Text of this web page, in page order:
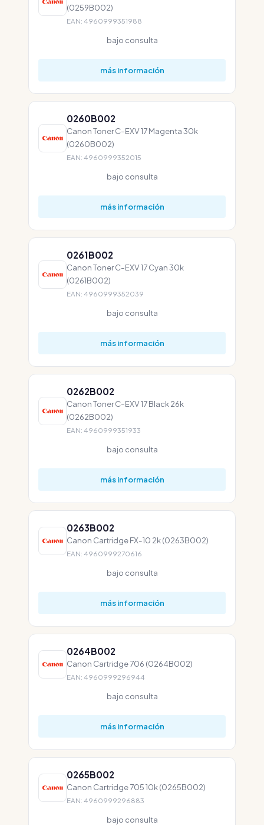
(0259B002)
EAN: 4960999351988
bajo consulta
más información
0260B002
Canon Toner C-EXV 17 Magenta 30k
(0260B002)
EAN: 4960999352015
bajo consulta
más información
0261B002
Canon Toner C-EXV 17 Cyan 30k
(0261B002)
EAN: 4960999352039
bajo consulta
más información
0262B002
Canon Toner C-EXV 17 Black 26k
(0262B002)
EAN: 4960999351933
bajo consulta
más información
0263B002
Canon Cartridge FX-10 2k (0263B002)
EAN: 4960999270616
bajo consulta
más información
0264B002
Canon Cartridge 706 (0264B002)
EAN: 4960999296944
bajo consulta
más información
0265B002
Canon Cartridge 705 10k (0265B002)
EAN: 4960999296883
bajo consulta